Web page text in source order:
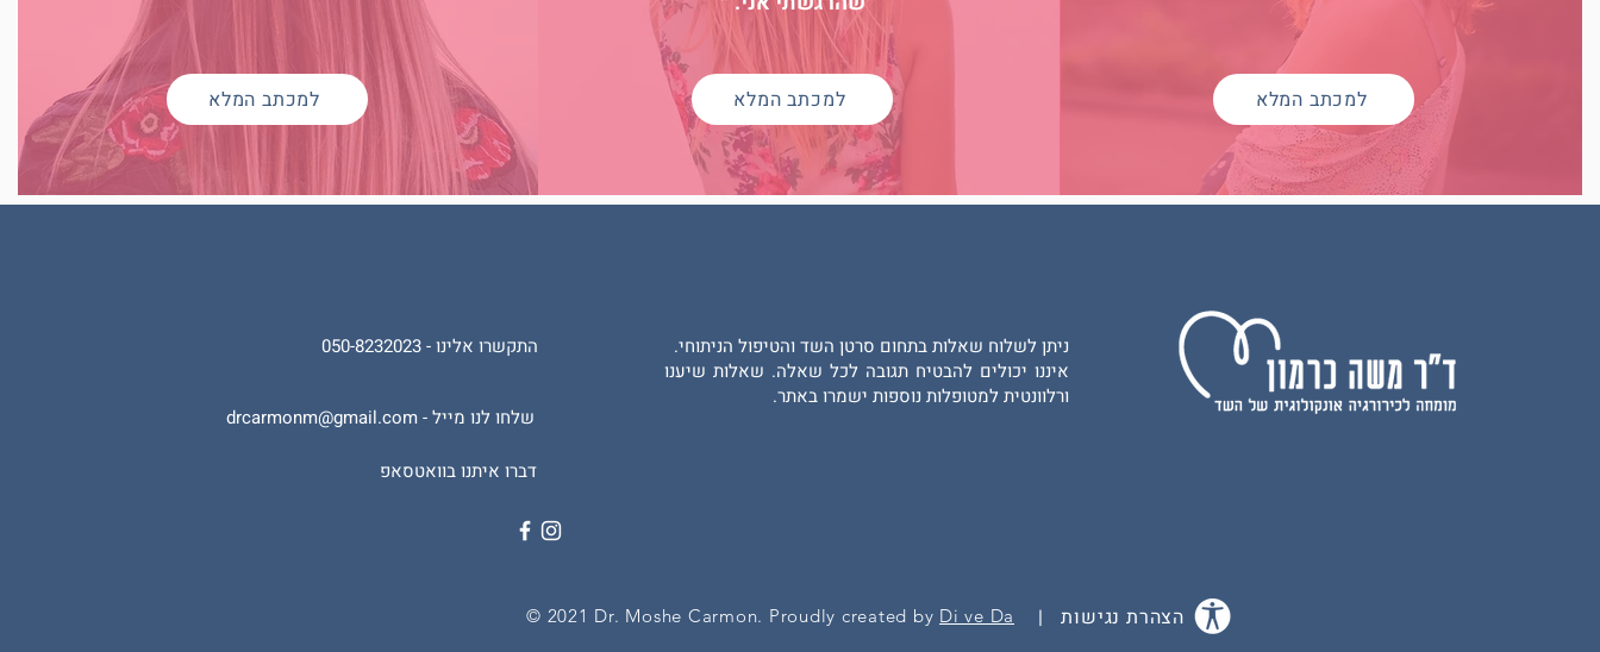
למכתב המלא למכתב המלא למכתב המלא
התקשרו אלינו - 050-8232023
שלחו לנו מייל -drcarmonm@gmail.com
דברו איתנו בוואטסאפ
ניתן לשלוח שאלות בתחום סרטן השד והטיפול הניתוחי.
איננו יכולים להבטיח תגובה לכל שאלה. שאלות שיענו
ורלוונטית למטופלות נוספות ישמרו באתר.
© 2021 Dr. Moshe Carmon. Proudly created by Di ve Da הצהרת נגישות |